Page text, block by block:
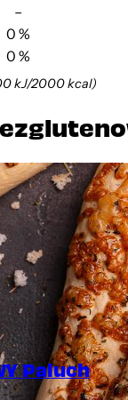
–
0 %
0 %
kJ/2000 kcal)
Paluch